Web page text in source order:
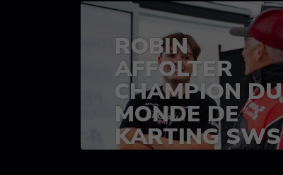
ROBIN
AFFOLTER
CHAMPION DU
MONDE DE
KARTING SWS
(SPRINT)